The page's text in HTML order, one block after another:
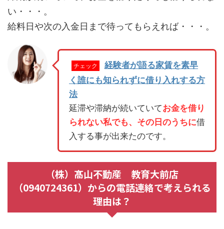
い・・・。
給料日や次の入金日まで待ってもらえれば・・・。
チェック
経験者が語る家賃を素早
く誰にも知られずに借り入れする方
法
延滞や滞納が続いていてお金を借り
られない私でも、その日のうちに借
入する事が出来たのです。
（株）髙山不動産 教育大前店
（0940724361）からの電話連絡で考えられる
理由は？